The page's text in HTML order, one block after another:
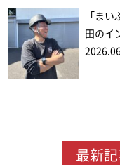
「ま
田のイ
最新記